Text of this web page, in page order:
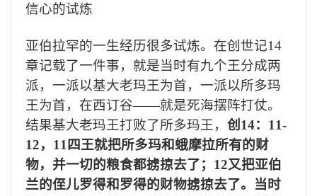
信心的试炼
亚伯拉罕的一生经历很多试炼。在创世记14
章记载了一件事，就是当时有九个王分成两
派，一派以基大老玛王为首，一派以所多玛
王为首，在西订谷——就是死海摆阵打仗。
结果基大老玛王打败了所多玛王， 创 14： 11-
12， 11 四王就把所多玛和蛾摩拉所有的财
物，并一切的粮食都掳掠去了； 12又把亚伯
兰的侄儿罗得和罗得的财物掳掠去了。当时